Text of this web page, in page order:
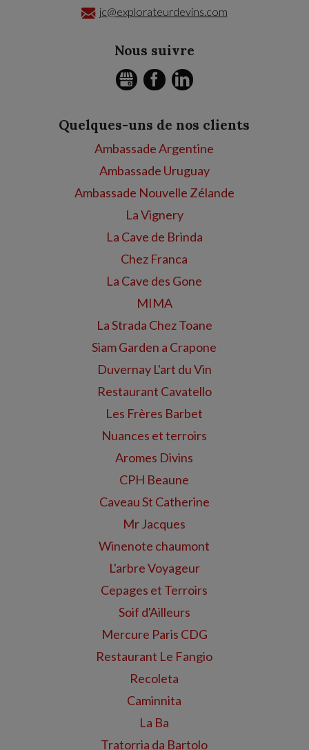
jc@explorateurdevins.com
Nous suivre
GMB FACEBOOK
Quelques-uns de nos clients
Ambassade Argentine
Ambassade Uruguay
Ambassade Nouvelle Zélande
La Vignery
La Cave de Brinda
Chez Franca
La Cave des Gone
MIMA
La Strada Chez Toane
Siam Garden a Crapone
Duvernay L'art du Vin
Restaurant Cavatello
Les Frères Barbet
Nuances et terroirs
Aromes Divins
CPH Beaune
Caveau St Catherine
Mr Jacques
Winenote chaumont
L'arbre Voyageur
Cepages et Terroirs
Soif d'Ailleurs
Mercure Paris CDG
Restaurant Le Fangio
Recoleta
Caminnita
La Ba
Tratorria da Bartolo